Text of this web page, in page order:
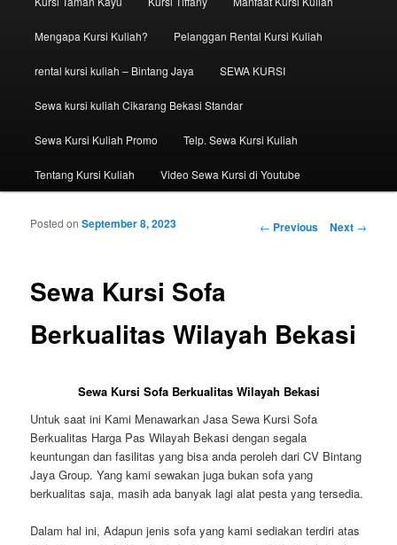
Mengapa Kursi Kuliah? Pelanggan Rental Kursi Kuliah
rental kursi kuliah – Bintang Jaya SEWA KURSI
Sewa kursi kuliah Cikarang Bekasi Standar
Sewa Kursi Kuliah Promo Telp. Sewa Kursi Kuliah
Tentang Kursi Kuliah Video Sewa Kursi di Youtube
Post navigation
← Previous Next →
Sewa Kursi Sofa
Berkualitas Wilayah Bekasi
Posted onSeptember 8, 2023
Sewa Kursi Sofa Berkualitas Wilayah Bekasi
Untuk saat ini Kami Menawarkan Jasa Sewa Kursi Sofa
Berkualitas Harga Pas Wilayah Bekasi dengan segala
keuntungan dan fasilitas yang bisa anda peroleh dari CV Bintang
Jaya Group. Yang kami sewakan juga bukan sofa yang
berkualitas saja, masih ada banyak lagi alat pesta yang tersedia.
Dalam hal ini, Adapun jenis sofa yang kami sediakan terdiri atas